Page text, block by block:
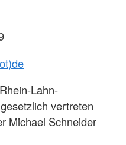
Lahn-
vertreten
Michael Schneider